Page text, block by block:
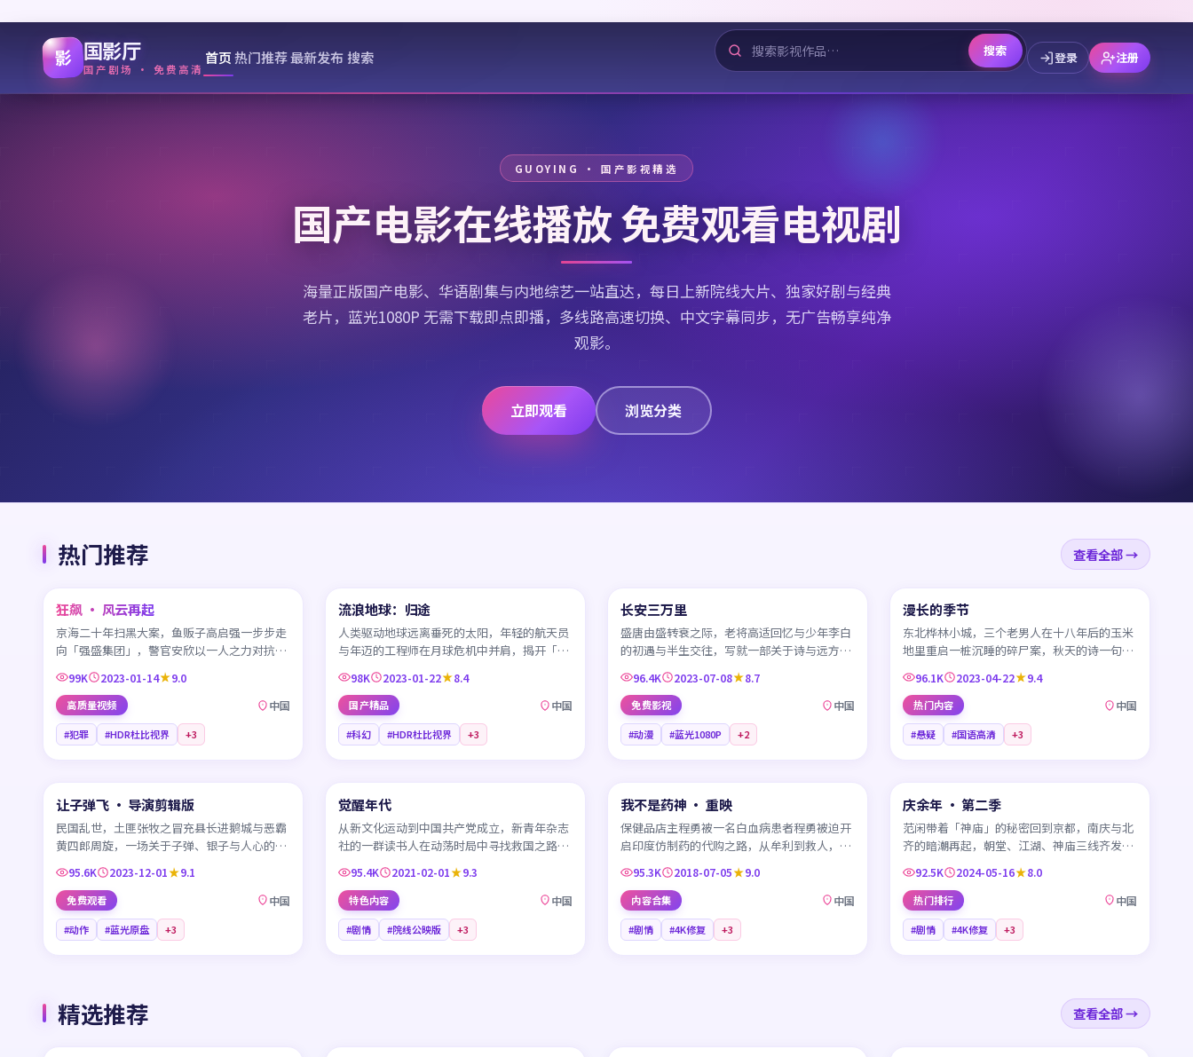
影 国影厅
国产剧场 · 免费高清
首页热门推荐最新发布搜索 搜索 登录 注册
国产电影在线播放 免费观看电视剧
海量正版国产电影、华语剧集与内地综艺一站直达，每日上新院线大片、独家好剧与经典
老片，蓝光1080P 无需下载即点即播，多线路高速切换、中文字幕同步，无广告畅享纯净
观影。
立即观看 浏览分类
热门推荐 查看全部 →
CN
狂飙 · 风云再起
京海二十年扫黑大案，鱼贩子高启强一步步走
向「强盛集团」，警官安欣以一人之力对抗一
座城市，一场没有终点的较量。
99K 2023-01-14 9.0
高质量视频 中国
#犯罪 #HDR杜比视界 +3
CN
流浪地球：归途
人类驱动地球远离垂死的太阳，年轻的航天员
与年迈的工程师在月球危机中并肩，揭开「数
字生命计划」背后的真相。
98K 2023-01-22 8.4
国产精品 中国
#科幻 #HDR杜比视界 +3
CN
长安三万里
盛唐由盛转衰之际，老将高适回忆与少年李白
的初遇与半生交往，写就一部关于诗与远方、
家国与抱负的长安群像。
96.4K 2023-07-08 8.7
免费影视 中国
#动漫 #蓝光1080P +2
CN
45:17
漫长的季节
东北桦林小城，三个老男人在十八年后的玉米
地里重启一桩沉睡的碎尸案，秋天的诗一句一
句把过往写进现在。
96.1K 2023-04-22 9.4
热门内容 中国
#悬疑 #国语高清 +3
CN
让子弹飞 · 导演剪辑版
民国乱世，土匪张牧之冒充县长进鹅城与恶霸
黄四郎周旋，一场关于子弹、银子与人心的三
方博弈在西南山城展开。
95.6K 2023-12-01 9.1
免费观看 中国
#动作 #蓝光原盘 +3
CN
觉醒年代
从新文化运动到中国共产党成立，新青年杂志
社的一群读书人在动荡时局中寻找救国之路，
让一段宏大历史落到笔尖。
95.4K 2021-02-01 9.3
特色内容 中国
#剧情 #院线公映版 +3
CN
我不是药神 · 重映
保健品店主程勇被一名白血病患者程勇被迫开
启印度仿制药的代购之路，从牟利到救人，一
场关于生死、法理与人情的远征。
95.3K 2018-07-05 9.0
内容合集 中国
#剧情 #4K修复 +3
CN
庆余年 · 第二季
范闲带着「神庙」的秘密回到京都，南庆与北
齐的暗潮再起，朝堂、江湖、神庙三线齐发的
权谋大幕重新拉开。
92.5K 2024-05-16 8.0
热门排行 中国
#剧情 #4K修复 +3
精选推荐 查看全部 →
45:18